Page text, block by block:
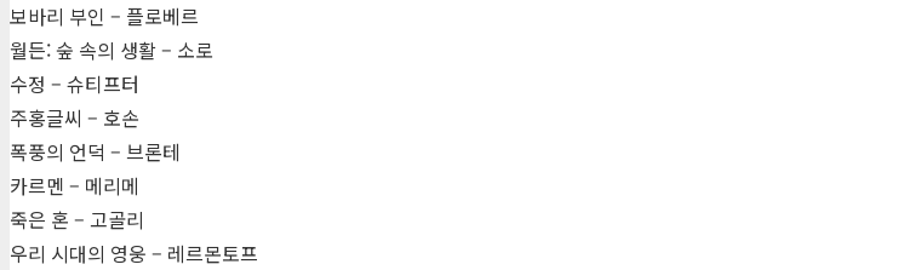
보바리 부인 – 플로베르
월든: 숲 속의 생활 – 소로
수정 – 슈티프터
주홍글씨 – 호손
폭풍의 언덕 – 브론테
카르멘 – 메리메
죽은 혼 – 고골리
우리 시대의 영웅 – 레르몬토프